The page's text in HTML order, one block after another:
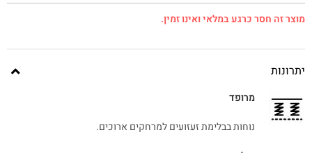
מוצר זה חסר כרגע במלאי ואינו זמין.
יתרונות
מרופד
נוחות בבלימת זעזועים למרחקים ארוכים.